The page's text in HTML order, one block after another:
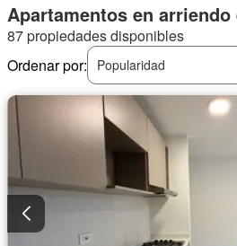
Apartamentos en arriendo
87 propiedades disponibles
Ordenar por:
Popularidad